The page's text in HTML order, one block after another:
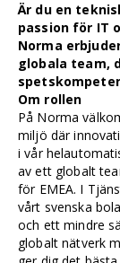
Är du en
passion för IT
Norma
globala team,
Om rollen
På Norma
miljö där
i vår
av ett globalt
för EMEA. I
vårt svenska
och ett mindre
globalt nätverk